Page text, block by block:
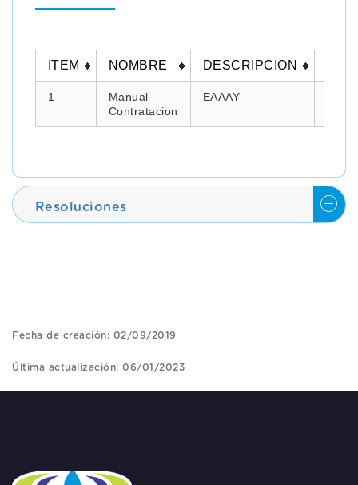
ITEM NOMBRE DESCRIPCION
1
Manual
Contratacion
EAAAY
Resoluciones
Fecha de creación: 02/09/2019
Última actualización: 06/01/2023